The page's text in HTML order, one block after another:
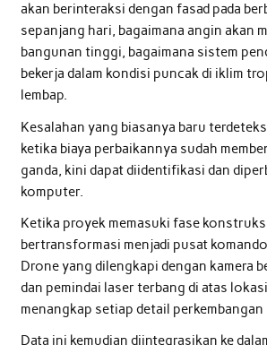
akan berinteraksi dengan fasad pada
sepanjang hari, bagaimana angin akan
bangunan tinggi, bagaimana sistem
bekerja dalam kondisi puncak di iklim
lembap.
Kesalahan yang biasanya baru
ketika biaya perbaikannya sudah
ganda, kini dapat diidentifikasi dan
komputer.
Ketika proyek memasuki fase
bertransformasi menjadi pusat
Drone yang dilengkapi dengan kamera
dan pemindai laser terbang di atas
menangkap setiap detail perkembangan
Data ini kemudian diintegrasikan ke